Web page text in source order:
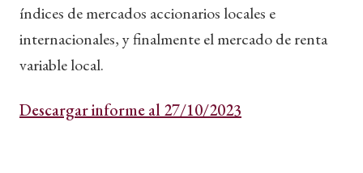
índices de mercados accionarios locales e
internacionales, y finalmente el mercado de renta
variable local.
Descargar informe al 27/10/2023